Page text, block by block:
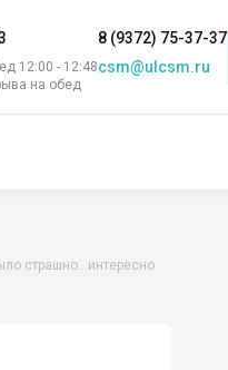
12:00 - 12:48
на обед
8 (9372) 75-37-37
csm@ulcsm.ru
страшно…интересно